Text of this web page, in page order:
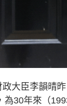
大臣李韻晴
為30年來（